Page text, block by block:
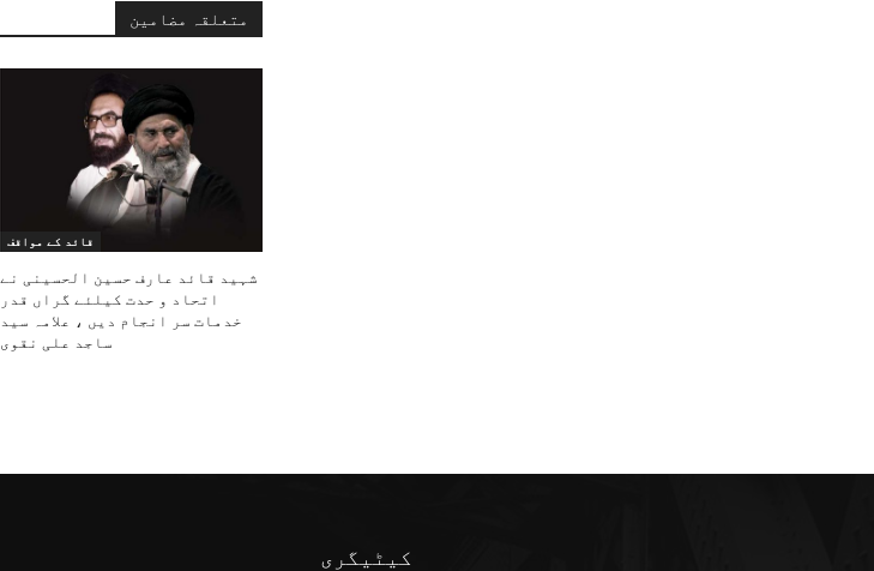
متعلقہ مضامین
قائد کے مواقف
شہید قائد عارف حسین الحسینی نے
اتحاد و حدت کیلئے گراں قدر
خدمات سر انجام دیں ، علامہ سید
ساجد علی نقوی
کیٹیگری